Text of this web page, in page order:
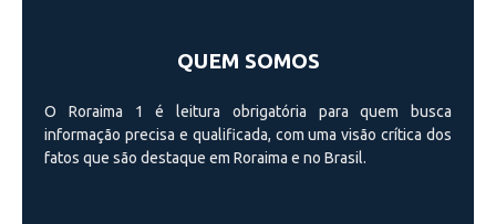
QUEM SOMOS
O Roraima 1 é leitura obrigatória para quem busca
informação precisa e qualificada, com uma visão crí­tica dos
fatos que são destaque em Roraima e no Brasil.